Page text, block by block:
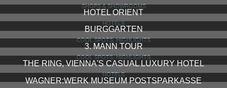
SHOPS & SHOWROOMS
HOTEL ORIENT
HOTELS
BURGGARTEN
COOL SPOTS, HIGHLIGHTS
3. MANN TOUR
COOL SPOTS, HIGHLIGHTS
THE RING, VIENNA'S CASUAL LUXURY HOTEL
HOTELS
WAGNER:WERK MUSEUM POSTSPARKASSE